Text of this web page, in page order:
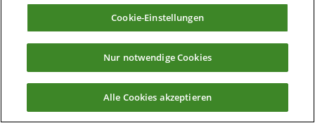
Cookie-Einstellungen
Nur notwendige Cookies
Alle Cookies akzeptieren